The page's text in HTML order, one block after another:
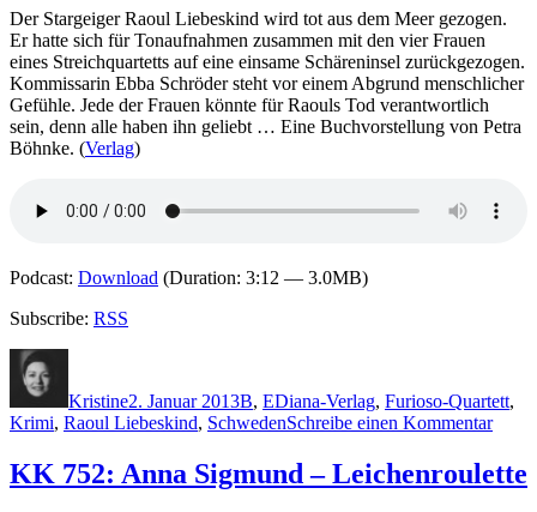
ruhest
du
auch
Der Stargeiger Raoul Liebeskind wird tot aus dem Meer gezogen.
Er hatte sich für Tonaufnahmen zusammen mit den vier Frauen
eines Streichquartetts auf eine einsame Schäreninsel zurückgezogen.
Kommissarin Ebba Schröder steht vor einem Abgrund menschlicher
Gefühle. Jede der Frauen könnte für Raouls Tod verantwortlich
sein, denn alle haben ihn geliebt … Eine Buchvorstellung von Petra
Böhnke. (Verlag)
Podcast: Download (Duration: 3:12 — 3.0MB)
Subscribe: RSS
Kristine2. Januar 2013B, EDiana-Verlag, Furioso-Quartett,
Krimi, Raoul Liebeskind, SchwedenSchreibe einen Kommentarzu
KK 752: Anna Sigmund – Leichenroulette